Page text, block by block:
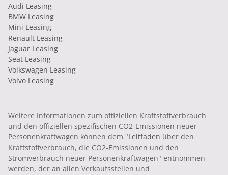
Audi Leasing
BMW Leasing
Mini Leasing
Renault Leasing
Jaguar Leasing
Seat Leasing
Volkswagen Leasing
Volvo Leasing
Weitere Informationen zum offiziellen Kraftstoffverbrauch
und den offiziellen spezifischen CO2-Emissionen neuer
Personenkraftwagen können dem "Leitfaden über den
Kraftstoffverbrauch, die CO2-Emissionen und den
Stromverbrauch neuer Personenkraftwagen" entnommen
werden, der an allen Verkaufsstellen und